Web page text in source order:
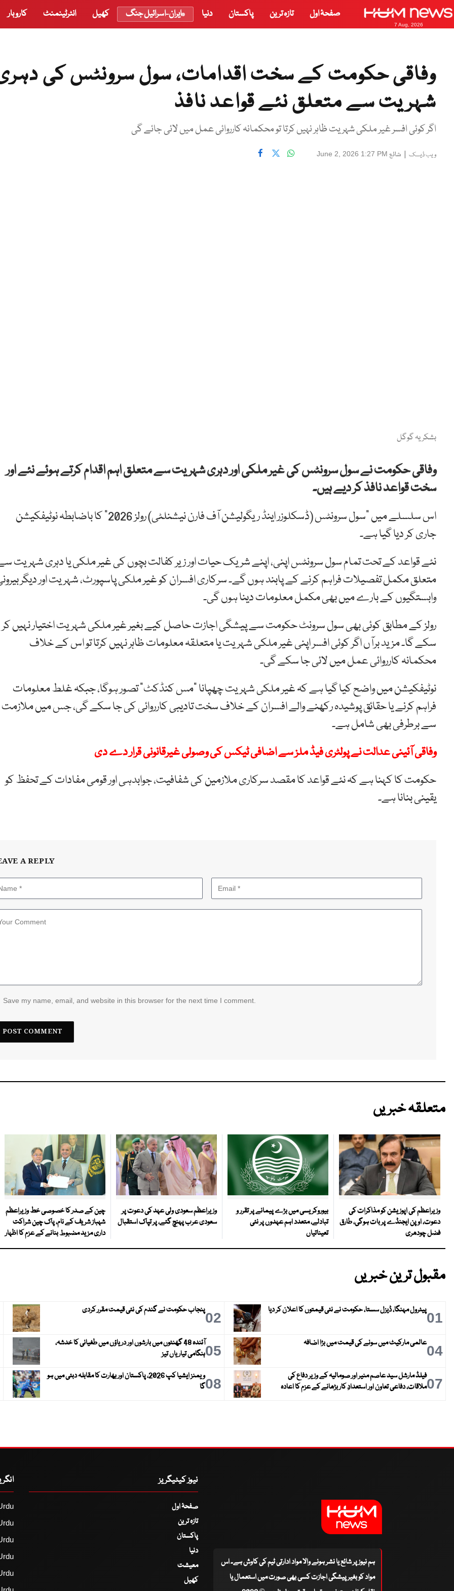
7 Aug, 2026
صفحۂ اول تازہ ترین پاکستان دنیا ایران-اسرائیل جنگ کھیل انٹرٹینمنٹ کاروبار
وفاقی حکومت کے سخت اقدامات، سول سرونٹس کی
شہریت سے متعلق نئے قواعد نافذ
اگر کوئی افسر غیر ملکی شہریت ظاہر نہیں کرتا تو محکمانہ کارروائی عمل میں لائی جائے گی
ویب ڈیسک | شائع June 2, 2026 1:27 PM
بشکریہ گوگل
وفاقی حکومت نے سول سرونٹس کی غیر ملکی اور دہری شہریت سے متعلق اہم اقدام کرتے ہوئے نئے اور
سخت قواعد نافذ کر دیے ہیں۔
اس سلسلے میں “سول سرونٹس (ڈسکلوزر اینڈ ریگولیشن آف فارن نیشنلٹی) رولز 2026” کا باضابطہ نوٹیفکیشن
جاری کر دیا گیا ہے۔
نئے قواعد کے تحت تمام سول سرونٹس اپنی، اپنے شریک حیات اور زیر کفالت بچوں کی غیر ملکی یا دہری شہریت
متعلق مکمل تفصیلات فراہم کرنے کے پابند ہوں گے۔ سرکاری افسران کو غیر ملکی پاسپورٹ، شہریت اور دیگر
وابستگیوں کے بارے میں بھی مکمل معلومات دینا ہوں گی۔
رولز کے مطابق کوئی بھی سول سرونٹ حکومت سے پیشگی اجازت حاصل کیے بغیر غیر ملکی شہریت اختیار نہیں کر
سکے گا۔ مزید برآں اگر کوئی افسر اپنی غیر ملکی شہریت یا متعلقہ معلومات ظاہر نہیں کرتا تو اس کے خلاف
محکمانہ کارروائی عمل میں لائی جا سکے گی۔
نوٹیفکیشن میں واضح کیا گیا ہے کہ غیر ملکی شہریت چھپانا “مس کنڈکٹ” تصور ہوگا، جبکہ غلط معلومات
فراہم کرنے یا حقائق پوشیدہ رکھنے والے افسران کے خلاف سخت تادیبی کارروائی کی جا سکے گی، جس میں ملازمت
سے برطرفی بھی شامل ہے۔
وفاقی آئینی عدالت نے پولٹری فیڈ ملز سے اضافی ٹیکس کی وصولی غیرقانونی قرار دے دی
حکومت کا کہنا ہے کہ نئے قواعد کا مقصد سرکاری ملازمین کی شفافیت، جوابدہی اور قومی مفادات کے تحفظ کو
یقینی بنانا ہے۔
A REPLY
Save my name, email, and website in this browser for the next time I comment.
متعلقہ خبریں
وزیراعظم کی اپوزیشن کو مذاکرات کی
دعوت، اوپن ایجنڈے پر بات ہوگی، طارق
فضل چودھری
بیوروکریسی میں بڑے پیمانے پر تقرر و
تبادلے، متعدد اہم عہدوں پر نئی
تعیناتیاں
وزیراعظم سعودی ولی عہد کی دعوت پر
سعودی عرب پہنچ گئے، پر تپاک استقبال
چین کے صدر کا خصوصی خط وزیراعظم
شہباز شریف کے نام، پاک چین شراکت
داری مزید مضبوط بنانے کے عزم کا اظہار
مقبول ترین خبریں
01پیٹرول مہنگا، ڈیزل سستا، حکومت نے نئی قیمتوں کا اعلان کر دیا 02پنجاب حکومت نے گندم کی نئی قیمت مقرر کردی
04عالمی مارکیٹ میں سونے کی قیمت میں بڑا اضافہ 05
آئندہ 48 گھنٹوں میں بارشوں اور دریاؤں میں طغیانی کا خدشہ،
ہنگامی تیاریاں تیز
07فیلڈ مارشل سید عاصم منیر اور صومالیہ کے وزیر دفاع کی
ملاقات، دفاعی تعاون اور استعدادِ کار بڑھانے کے عزم کا اعادہ
08
ویمنز ایشیا کپ 2026، پاکستان اور بھارت کا مقابلہ دبئی میں ہو
گا
ہم نیوز پر شائع یا نشر ہونے والا مواد ادارتی ٹیم کی کاوش ہے۔ اس
مواد کو بغیر پیشگی اجازت کسی بھی صورت میں استعمال یا
نیوز کیٹیگریز
صفحۂ اول
تازہ ترین
پاکستان
دنیا
معیشت
کھیل